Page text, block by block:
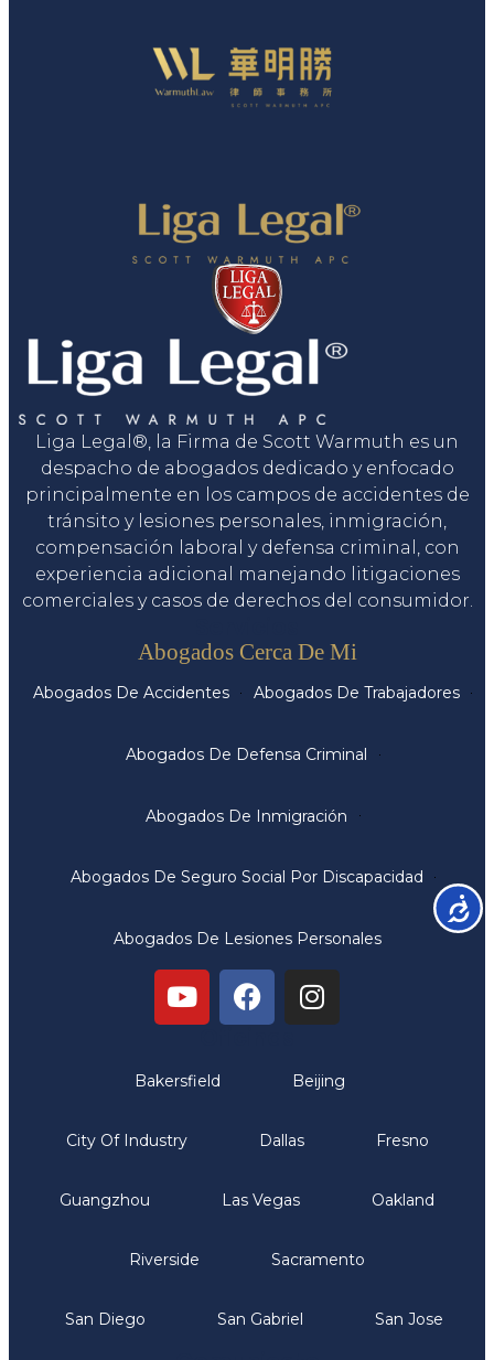
Liga Legal®, la Firma de Scott Warmuth es un
despacho de abogados dedicado y enfocado
principalmente en los campos de accidentes de
tránsito y lesiones personales, inmigración,
compensación laboral y defensa criminal, con
experiencia adicional manejando litigaciones
comerciales y casos de derechos del consumidor.
Abogados Cerca De Mi
Abogados De Accidentes Abogados De Trabajadores
Abogados De Defensa Criminal
Abogados De Inmigración
Abogados De Seguro Social Por Discapacidad
Abogados De Lesiones Personales
Bakersfield Beijing
City Of Industry Dallas Fresno
Guangzhou Las Vegas Oakland
Riverside Sacramento
San Diego San Gabriel San Jose